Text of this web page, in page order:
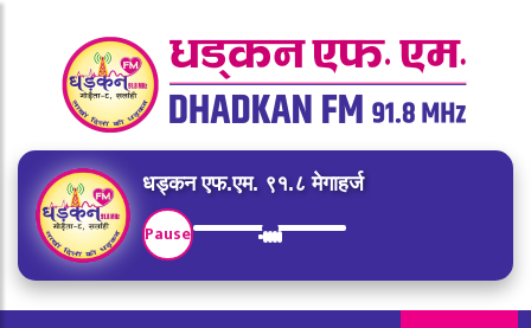
धड्कन एफ.एम. ९१.८ मेगाहर्ज
Pause